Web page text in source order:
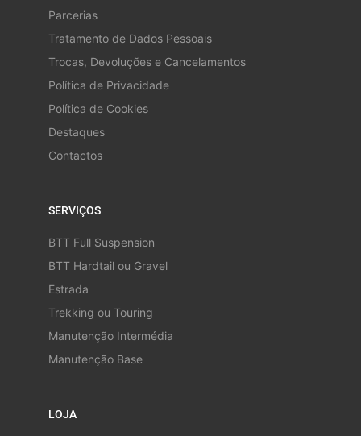
Parcerias
Tratamento de Dados Pessoais
Trocas, Devoluções e Cancelamentos
Política de Privacidade
Política de Cookies
Destaques
Contactos
SERVIÇOS
BTT Full Suspension
BTT Hardtail ou Gravel
Estrada
Trekking ou Touring
Manutenção Intermédia
Manutenção Base
LOJA